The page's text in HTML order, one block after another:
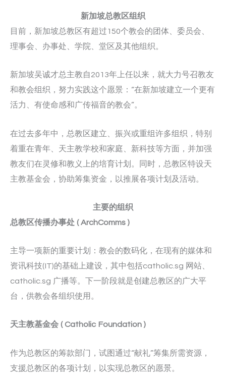
新加坡总教区组织
目前，新加坡总教区有超过150个教会的团体、委员会、
理事会、办事处、学院、堂区及其他组织。
新加坡吴诚才总主教自2013年上任以来，就大力号召教友
和教会组织，努力实践这个愿景：“在新加坡建立一个更有
活力、有使命感和广传福音的教会”。
在过去多年中，总教区建立、振兴或重组许多组织，特别
着重在青年、天主教学校和家庭、新科技等方面，并加强
教友们在灵修和教义上的培育计划。同时，总教区特设天
主教基金会，协助筹集资金，以推展各项计划及活动。
主要的组织
总教区传播办事处 ( ArchComms )
主导一项新的重要计划：教会的数码化，在现有的媒体和
资讯科技(IT)的基础上建设，其中包括catholic.sg 网站、
catholic.sg 广播等。下一阶段就是创建总教区的广大平
台，供教会各组织使用。
天主教基金会 ( Catholic Foundation )
作为总教区的筹款部门，试图通过“献礼”筹集所需资源，
支援总教区的各项计划，以实现总教区的愿景。